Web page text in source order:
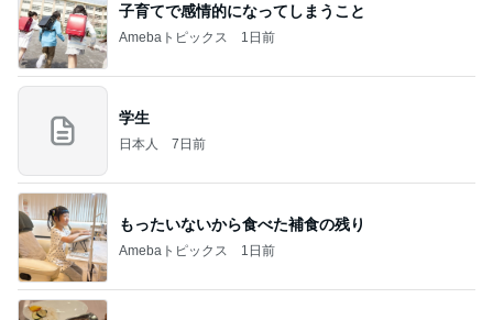
子育てで感情的になってしまうこと
Amebaトピックス 1日前
学生
日本人 7日前
もったいないから食べた補食の残り
Amebaトピックス 1日前